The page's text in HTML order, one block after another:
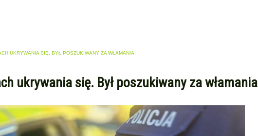
UKRYWANIA SIĘ. BYŁ POSZUKIWANY ZA WŁAMANIA
ukrywania się. Był poszukiwany za włamania